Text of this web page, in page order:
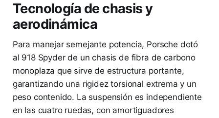
Tecnología de chasis y
aerodinámica
Para manejar semejante potencia, Porsche dotó
al 918 Spyder de un chasis de fibra de carbono
monoplaza que sirve de estructura portante,
garantizando una rigidez torsional extrema y un
peso contenido. La suspensión es independiente
en las cuatro ruedas, con amortiguadores